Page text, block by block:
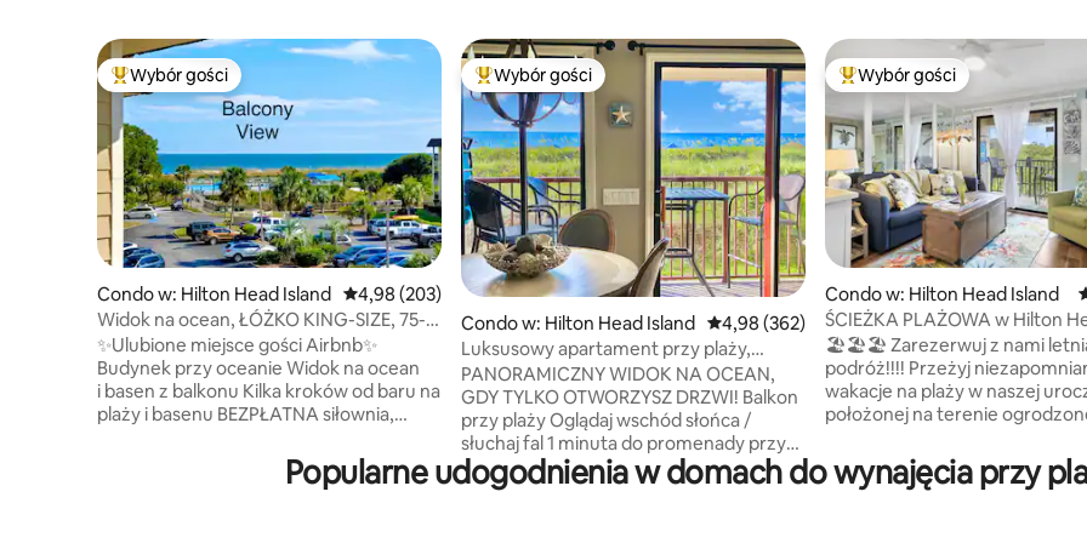
Najpopularniejsze z kategorii Wybór gości
Wybór gości
Condo w: Hilton Head Island Średnia ocena: 4,98 na 5, liczba recenzji: 203
4,98 (203)
Widok na ocean, ŁÓŻKO KING-SIZE, 75-
CALOWY TELEWIZOR, bar na plaży,
pickleball, SIŁOWNIA
✨Ulubione miejsce gości Airbnb✨
Budynek przy oceanie Widok na ocean
i basen z balkonu Kilka kroków od baru na
plaży i basenu BEZPŁATNA siłownia,
W 100% NOWY remont wykonany przez
projektantów HGTV ŁÓŻKO KING-SIZE
Najpopularniejsze z kategorii Wybór gości
Wybór gości
Condo w: Hilton Head Island Średnia ocena: 4,98 na 5, liczba recenzji: 362
4,98 (362)
Luksusowy apartament przy plaży,
ŁÓŻKO KING-SIZE, 65TV, bar na plaży,
pickleball
PANORAMICZNY WIDOK NA OCEAN,
GDY TYLKO OTWORZYSZ DRZWI! Balkon
przy plaży Oglądaj wschód słońca /
słuchaj fal 1 minuta do promenady przy
plaży! Basen przy plaży, Tiki Bar & Grille
DUŻE ŁÓŻKO BEZPŁATNY pickleball, tenis
Najpopularniejsze z kategorii
Wybór gości
Condo w: Hilton Head Island
ŚCIEŻKA PLAŻOWA w Hilton
i Tennis Resort
🏖🏖🏖 Zarezerwuj z nami
podróż!!!! Przeżyj niezapomniane
wakacje na plaży w naszej
położonej na terenie
Tennis. Ta nieruchomość nad oceanem
szczyci się największym
Popularne udogodnienia w domach do wynajęcia przy